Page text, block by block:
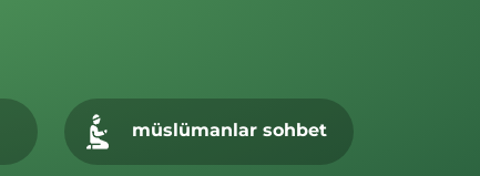
müslümanlar sohbet